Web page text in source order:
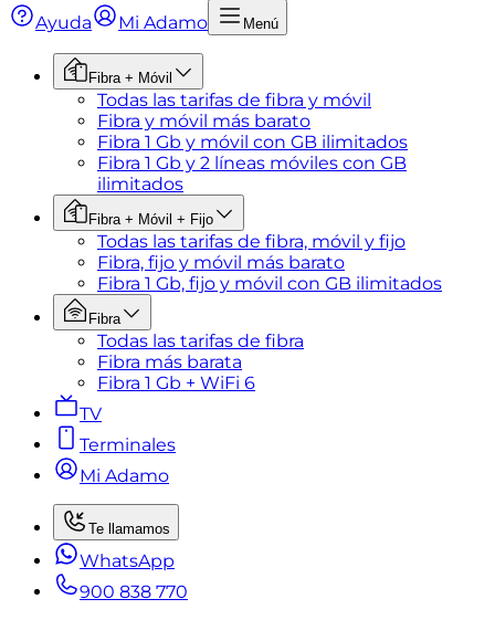
Ayuda Mi Adamo Menú
Fibra + Móvil
Todas las tarifas de fibra y móvil
Fibra y móvil más barato
Fibra 1 Gb y móvil con GB ilimitados
Fibra 1 Gb y 2 líneas móviles con GB
ilimitados
Fibra + Móvil + Fijo
Todas las tarifas de fibra, móvil y fijo
Fibra, fijo y móvil más barato
Fibra 1 Gb, fijo y móvil con GB ilimitados
Fibra
Todas las tarifas de fibra
Fibra más barata
Fibra 1 Gb + WiFi 6
TV
Terminales
Mi Adamo
Te llamamos
WhatsApp
900 838 770